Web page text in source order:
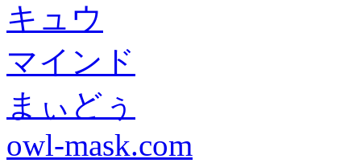
キュウ
マインド
まぃどぅ
owl-mask.com